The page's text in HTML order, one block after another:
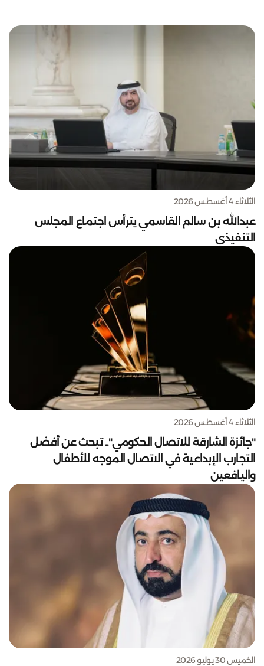
الثلاثاء 4 أغسطس 2026
عبدالله بن سالم القاسمي يترأس اجتماع المجلس
التنفيذي
الثلاثاء 4 أغسطس 2026
"جائزة الشارقة للاتصال الحكومي".. تبحث عن أفضل
التجارب الإبداعية في الاتصال الموجه للأطفال
واليافعين
الخميس 30 يوليو 2026